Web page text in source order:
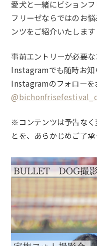
愛犬と一緒にビション
フリーゼならではのお
ンツをご紹介いたします
事前エントリーが必要
Instagramでも随時お知
Instagramのフォローを
@
※コンテンツは予告なく
とを、あらかじめご了承